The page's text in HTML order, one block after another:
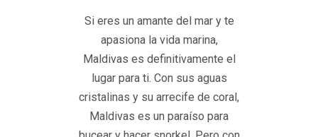
Si eres un amante del mar y te
apasiona la vida marina,
Maldivas es definitivamente el
lugar para ti. Con sus aguas
cristalinas y su arrecife de coral,
Maldivas es un paraíso para